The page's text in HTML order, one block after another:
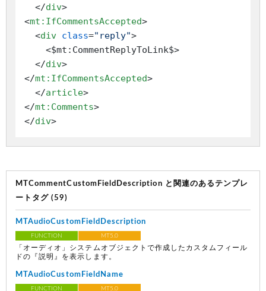
</div>
<mt:IfCommentsAccepted>
<div class="reply">
    <$mt:CommentReplyToLink$>
</div>
</mt:IfCommentsAccepted>
</article>
</mt:Comments>
</div>
MTCommentCustomFieldDescription と関連のあるテンプレ
ートタグ (59)
MTAudioCustomFieldDescription
FUNCTION MT5.0
「オーディオ」システムオブジェクトで作成したカスタムフィール
ドの『説明』を表示します。
MTAudioCustomFieldName
FUNCTION MT5.0